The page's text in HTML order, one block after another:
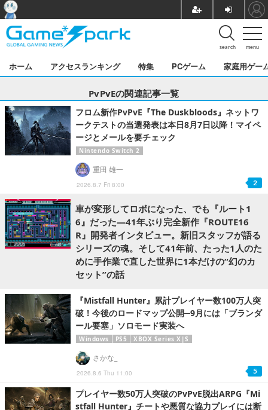
menu
search
ホーム アクセスランキング 特集 PCゲーム 家庭用ゲー
PvPvEの関連記事一覧
フロム新作PvPvE『The Duskbloods』ネットワ
ークテストの当選発表は本日8月7日以降！マイペ
ージとメールを要チェック
Nintendo Switch 2
2026.8.7 Fri 8:00
重田 雄一
2
車が変形してロボになった、でも『ルート1
6』だった―41年ぶり完全新作『ROUTE16
R』開発者インタビュー。新旧スタッフが語る
シリーズの魂。そして41年前、たった1人のた
めに手作業で直した世界に1本だけの“幻のカ
セット”の話
『Mistfall Hunter』累計プレイヤー数100万人突
破！今後のロードマップ公開─9月には「ブランダ
ール要塞」ソロモード実装へ
Windows PS5 XBOX Series X|S
2026.8.6 Thu 11:00
さかな_
5
プレイヤー数50万人突破のPvPvE脱出ARPG『Mi
stfall Hunter』チートや悪質な協力プレイには断